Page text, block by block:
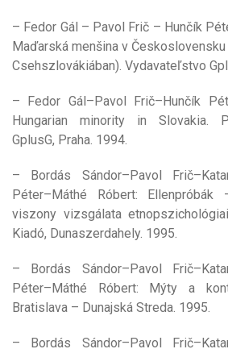
– Fedor Gál – Pavol Frič – Hunčík
Maďarská menšina v
Csehszlovákiában). Vydavateľstvo
– Fedor Gál–Pavol Frič–Hunčík
Hungarian minority in Slovakia.
GplusG, Praha. 1994.
– Bordás Sándor–Pavol
Péter–Máthé Róbert: Ellenpróbák
viszony vizsgálata
Kiadó, Dunaszerdahely. 1995.
– Bordás Sándor–Pavol
Péter–Máthé Róbert: Mýty a
Bratislava – Dunajská Streda. 1995.
– Bordás Sándor–Pavol